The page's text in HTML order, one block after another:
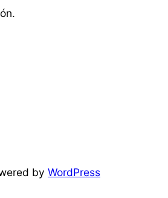
by WordPress